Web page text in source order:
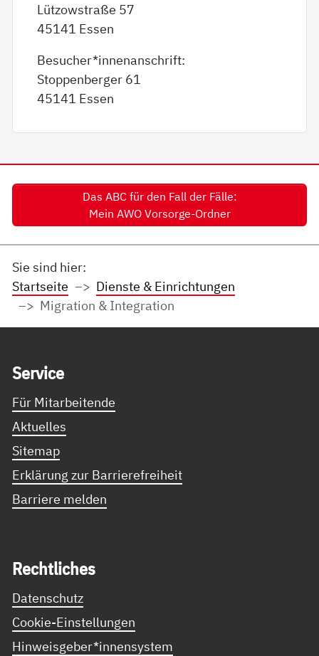
Lützowstraße 57
45141 Essen
Besucher*innenanschrift:
Stoppenberger 61
45141 Essen
Das ABC für den Fall der Fälle:
Mein AWO Vorsorge-Ordner
Sie sind hier:
Startseite
Dienste & Einrichtungen
Migration & Integration
Ser­vice
Für Mitarbeitende
Aktuelles
Sitemap
Erklärung zur Barrierefreiheit
Barriere melden
Recht­li­ches
Datenschutz
Cookie-Einstellungen
Hinweisgeber*innensystem